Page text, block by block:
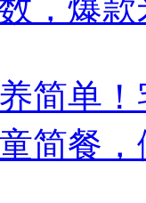
，爆
简单
简餐